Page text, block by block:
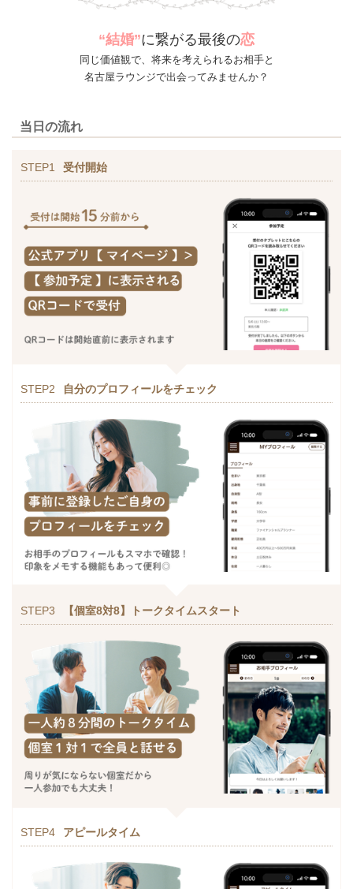
“結婚”に繋がる最後の恋
同じ価値観で、将来を考えられるお相手と
名古屋ラウンジで出会ってみませんか？
当日の流れ
STEP1 受付開始
STEP2 自分のプロフィールをチェック
STEP3 【個室8対8】トークタイムスタート
STEP4 アピールタイム